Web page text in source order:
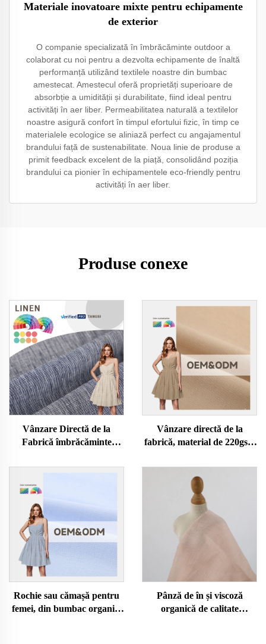
Materiale inovatoare mixte pentru echipamente
de exterior
O companie specializată în îmbrăcăminte outdoor a
colaborat cu noi pentru a dezvolta echipamente de înaltă
performanță utilizând textilele noastre din bumbac
amestecat. Amestecul oferă proprietăți superioare de
absorbție a umidității și durabilitate, fiind ideal pentru
activități în aer liber. Permeabilitatea naturală a textilelor
noastre asigură confort în timpul efortului fizic, în timp ce
materialele ecologice se aliniază perfect cu angajamentul
brandului față de sustenabilitate. Noua linie de produse a
primit feedback excelent de la piață, consolidând poziția
brandului ca pionier în echipamentele eco-friendly pentru
activități în aer liber.
Produse conexe
Vânzare Directă de la
Fabrică îmbrăcăminte
Bumbac Organic Tesută cu
Unicolor Bluză Tricou Robă
Țesătură Elastică
Vânzare directă de la
fabrică, material de 220gsm
pentru haine, evenimente,
formă dreptunghiulară
Rochie sau cămașă pentru
femei, din bumbac organic,
Pânză de în și viscoză
organică de calitate